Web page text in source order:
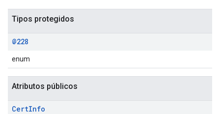
Tipos protegidos
@228
enum
Atributos públicos
CertInfo